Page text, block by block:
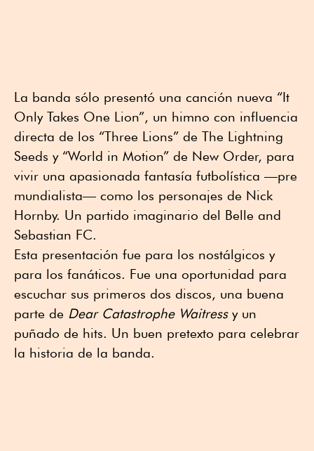
La banda sólo presentó una canción nueva “It
Only Takes One Lion”, un himno con influencia
directa de los “Three Lions” de The Lightning
Seeds y “World in Motion” de New Order, para
vivir una apasionada fantasía futbolística —pre
mundialista— como los personajes de Nick
Hornby. Un partido imaginario del Belle and
Sebastian FC.
Esta presentación fue para los nostálgicos y
para los fanáticos. Fue una oportunidad para
escuchar sus primeros dos discos, una buena
parte de Dear Catastrophe Waitressy un
puñado de hits. Un buen pretexto para celebrar
la historia de la banda.